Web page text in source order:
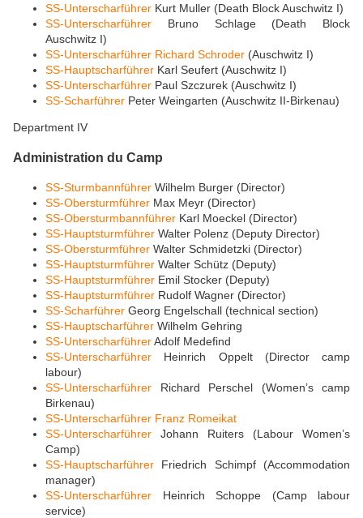
SS-Unterscharführer Kurt Muller (Death Block Auschwitz I)
SS-Unterscharführer Bruno Schlage (Death Block
Auschwitz I)
SS-Unterscharführer Richard Schroder (Auschwitz I)
SS-Hauptscharführer Karl Seufert (Auschwitz I)
SS-Unterscharführer Paul Szczurek (Auschwitz I)
SS-Scharführer Peter Weingarten (Auschwitz II-Birkenau)
Department IV
Administration du Camp
SS-Sturmbannführer Wilhelm Burger (Director)
SS-Obersturmführer Max Meyr (Director)
SS-Obersturmbannführer Karl Moeckel (Director)
SS-Hauptsturmführer Walter Polenz (Deputy Director)
SS-Obersturmführer Walter Schmidetzki (Director)
SS-Hauptsturmführer Walter Schütz (Deputy)
SS-Hauptsturmführer Emil Stocker (Deputy)
SS-Hauptsturmführer Rudolf Wagner (Director)
SS-Scharführer Georg Engelschall (technical section)
SS-Hauptscharführer Wilhelm Gehring
SS-UnterscharführerAdolf Medefind
SS-Unterscharführer Heinrich Oppelt (Director camp
labour)
SS-Unterscharführer Richard Perschel (Women’s camp
Birkenau)
SS-Unterscharführer Franz Romeikat
SS-Unterscharführer Johann Ruiters (Labour Women’s
Camp)
SS-Hauptscharführer Friedrich Schimpf (Accommodation
manager)
SS-Unterscharführer Heinrich Schoppe (Camp labour
service)